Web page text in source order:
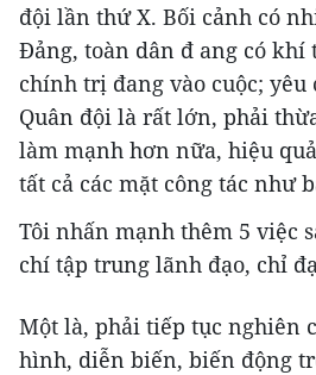
đội lần thứ X. Bối cảnh có
Đảng, toàn dân đ ang có khí
chính trị đang vào cuộc; yêu
Quân đội là rất lớn, phải
làm mạnh hơn nữa, hiệu
tất cả các mặt công tác như
Tôi nhấn mạnh thêm 5 việc
chí tập trung lãnh đạo, chỉ
Một là, phải tiếp tục nghiên
hình, diễn biến, biến động